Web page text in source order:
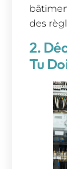
des
2.
Tu